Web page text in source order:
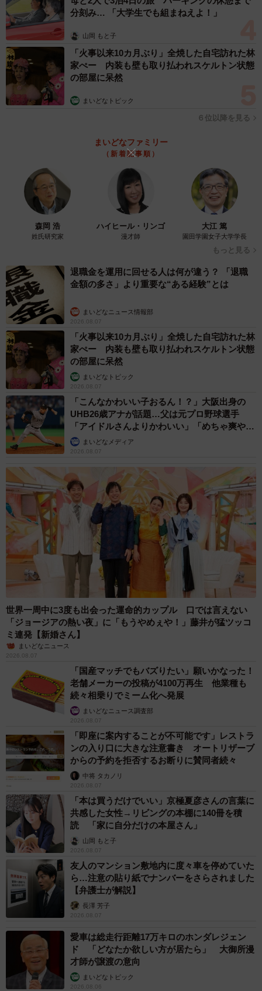
必要であり、価値の変動も大きいため、「管理処分不適格
財産」とみなされる可能性が非常に高いです。そのため、
ワインそのもので物納することは、現実的には極めて困難
であると言わざるを得ません。
相続税の納税資金が不足する場合は、ワインを売却して現
金化し、その資金で納税するのが一般的な方法となりま
◆正木由紀（まさき・ゆき）／税理士
れまで数多くの法人・個人の税務を担当。現在は、社労士
や司法書士ともチームを組み、「クライアントの生活をよ
り充実したものに」をモットーに活動している。私生活で
は2児の母として子育てに奮闘中。
分刻み… 「大学生でも組まねえよ！」
山岡 もと子
「火事以来10カ月ぶり」全焼した自宅訪れた林
家ぺー 内装も壁も取り払われスケルトン状態
の部屋に呆然
まいどなトピック
６位以降を見る
まいどなファミリー
（新着記事順）
森岡 浩
姓氏研究家
ハイヒール・リンゴ
漫才師
大江 篤
園田学園女子大学学長
もっと見る
退職金を運用に回せる人は何が違う？ 「退職
金額の多さ」より重要な“ある経験”とは
まいどなニュース情報部
2026.08.07
「火事以来10カ月ぶり」全焼した自宅訪れた林
家ぺー 内装も壁も取り払われスケルトン状態
の部屋に呆然
まいどなトピック
2026.08.07
「こんなかわいい子おるん！？」大阪出身の
UHB26歳アナが話題…父は元プロ野球選手
「アイドルさんよりかわいい」「めちゃ爽や
か」まいどなメディア
2026.08.07
世界一周中に3度も出会った運命的カップル 口では言えない
「ジョージアの熱い夜」に「もうやめぇや！」藤井が猛ツッコ
ミ連発【新婚さん】
まいどなニュース
2026.08.07
「国産マッチでもバズりたい」願いかなった！
老舗メーカーの投稿が4100万再生 他業種も
続々相乗りでミーム化へ発展
まいどなニュース調査部
2026.08.07
「即座に案内することが不可能です」レストラ
ンの入り口に大きな注意書き オートリザーブ
からの予約を拒否するお断りに賛同者続々
中将 タカノリ
2026.08.07
「本は買うだけでいい」京極夏彦さんの言葉に
共感した女性→リビングの本棚に140冊を積
読 「家に自分だけの本屋さん」
山岡 もと子
2026.08.07
友人のマンション敷地内に度々車を停めていた
ら…注意の貼り紙でナンバーをさらされました
【弁護士が解説】
長澤 芳子
2026.08.07
愛車は総走行距離17万キロのホンダレジェン
ド 「どなたか欲しい方が居たら」 大御所漫
才師が譲渡の意向
まいどなトピック
2026.08.06